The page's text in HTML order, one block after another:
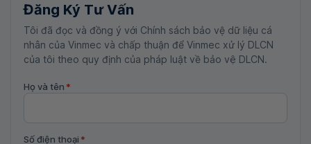
Đăng Ký Tư Vấn
Tôi đã đọc và đồng ý với Chính sách bảo vệ dữ liệu cá
nhân của Vinmec và chấp thuận để Vinmec xử lý DLCN
của tôi theo quy định của pháp luật về bảo vệ DLCN.
Họ và tên *
Số điện thoại *